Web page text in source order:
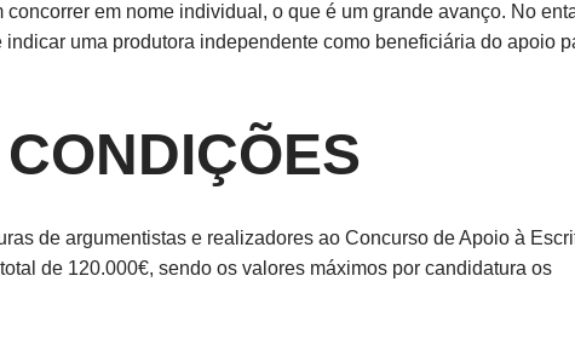
em nome individual, o que é um grande avanço. No
uma produtora independente como beneficiária do apoio
de argumentistas e realizadores ao Concurso de Apoio à
de 120.000€, sendo os valores máximos por candidatura os